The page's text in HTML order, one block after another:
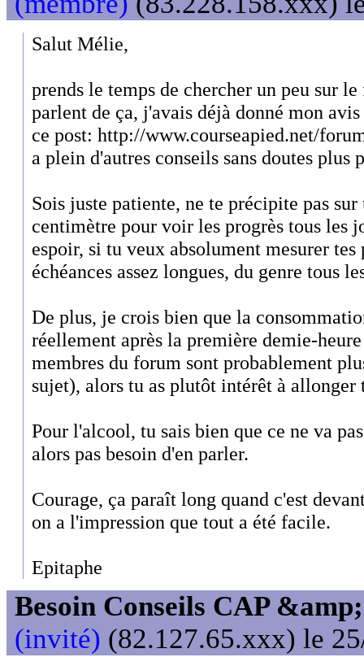
Salut Mélie,
prends le temps de chercher un peu sur
parlent de ça, j'avais déjà donné mon
ce post: http://www.courseapied.net/
a plein d'autres conseils sans doutes plus
Sois juste patiente, ne te précipite pas
centimètre pour voir les progrès tous les
espoir, si tu veux absolument mesurer
échéances assez longues, du genre tous
De plus, je crois bien que la
réellement après la première demie-
membres du forum sont probablement
sujet), alors tu as plutôt intérêt à allonger
Pour l'alcool, tu sais bien que ce ne va
alors pas besoin d'en parler.
Courage, ça paraît long quand c'est
on a l'impression que tout a été facile.
Epitaphe
Besoin Conseils CAP
(invité) (82.127.65.xxx) le